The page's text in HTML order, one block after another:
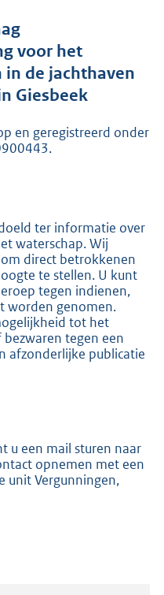
o
t
2
0
voor het
in de jachthaven
Giesbeek
en geregistreerd onder
ter informatie over
waterschap. Wij
direct betrokkenen
te stellen. U kunt
tegen indienen,
worden genomen.
tot het
tegen een
afzonderlijke publicatie
u een mail sturen naar
opnemen met een
unit Vergunningen,